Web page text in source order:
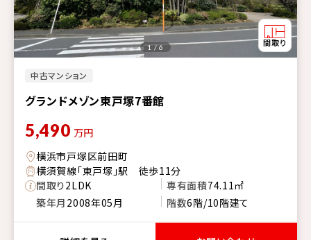
中古マンション
グランドメゾン東戸塚7番館
1 / 6
5,490 万円
横浜市戸塚区前田町
横須賀線「東戸塚」駅 徒歩11分
間取り2LDK 専有面積74.11㎡
築年月 2008年05月 階数6階/10階建て